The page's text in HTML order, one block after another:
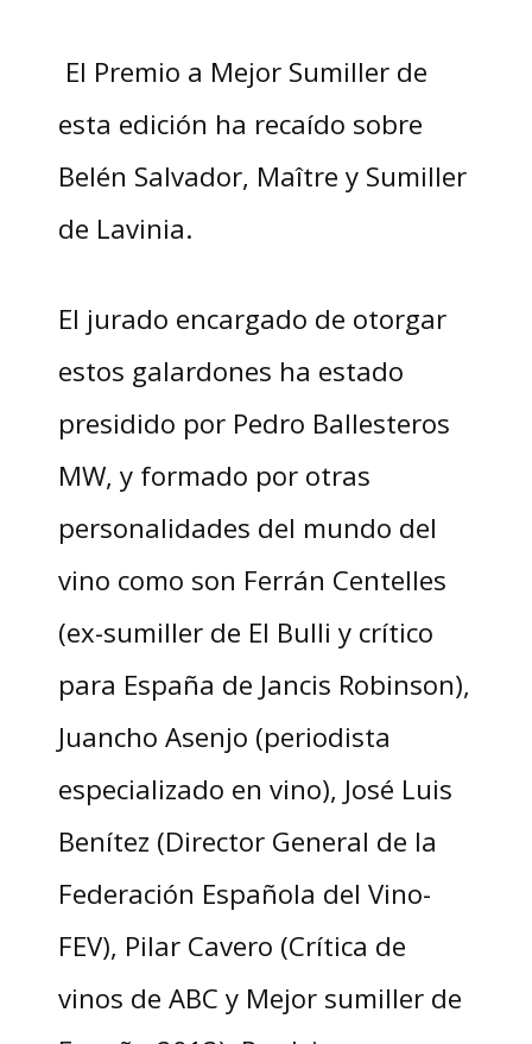
El Premio a Mejor Sumiller de
esta edición ha recaído sobre
Belén Salvador, Maître y Sumiller
de Lavinia.
El jurado encargado de otorgar
estos galardones ha estado
presidido por Pedro Ballesteros
MW, y formado por otras
personalidades del mundo del
vino como son Ferrán Centelles
(ex-sumiller de El Bulli y crítico
para España de Jancis Robinson),
Juancho Asenjo (periodista
especializado en vino), José Luis
Benítez (Director General de la
Federación Española del Vino-
FEV), Pilar Cavero (Crítica de
vinos de ABC y Mejor sumiller de